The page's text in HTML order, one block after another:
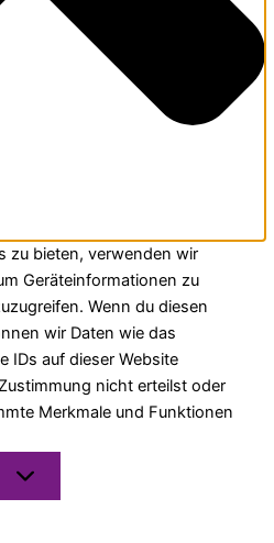
zu bieten, verwenden wir
Geräteinformationen zu
Wenn du diesen
wir Daten wie das
IDs auf dieser Website
nicht erteilst oder
Merkmale und Funktionen